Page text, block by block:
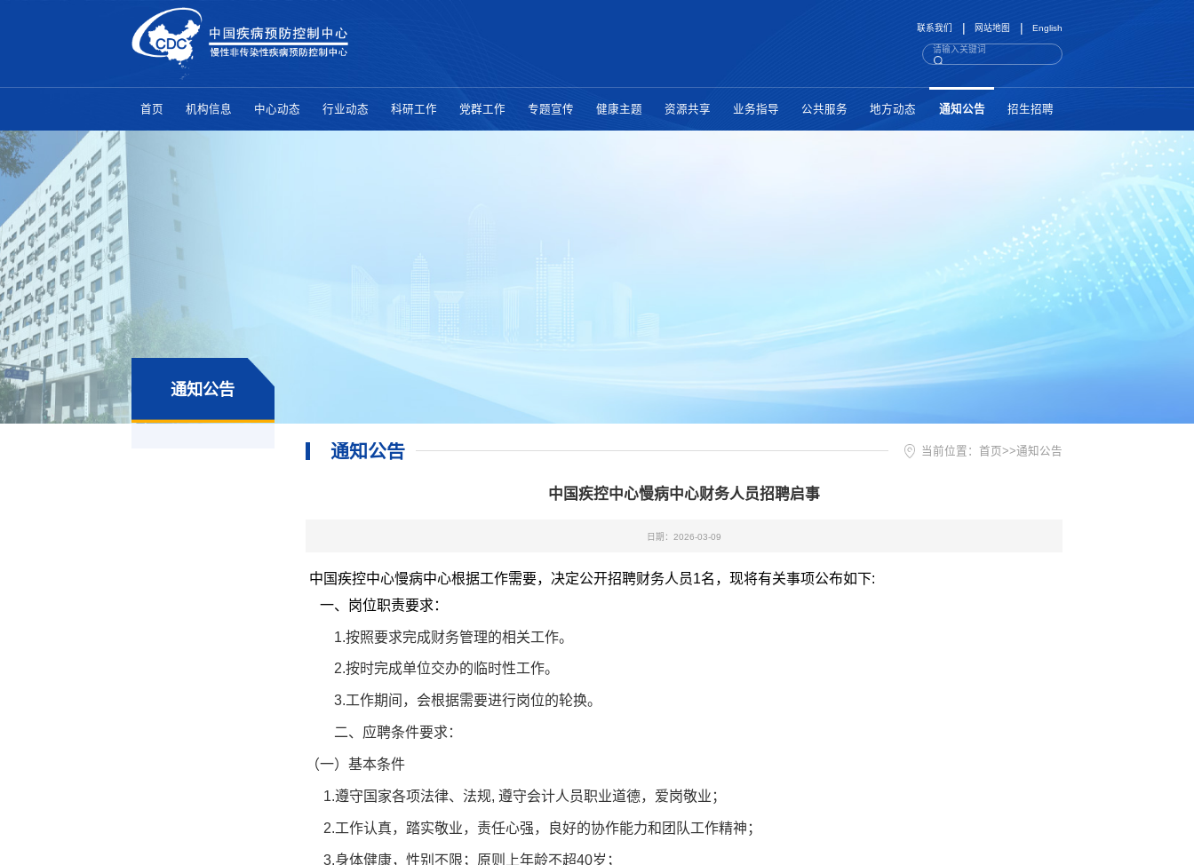
联系我们 | 网站地图 | English
首页 机构信息 中心动态 行业动态 科研工作 党群工作 专题宣传 健康主题 资源共享 业务指导 公共服务 地方动态 通知公告 招生招聘
通知公告
通知公告 当前位置：首页>>通知公告
中国疾控中心慢病中心财务人员招聘启事
日期：2026-03-09
中国疾控中心慢病中心根据工作需要，决定公开招聘财务人员1名，现将有关事项公布如下:
一、岗位职责要求：
1.按照要求完成财务管理的相关工作。
2.按时完成单位交办的临时性工作。
3.工作期间，会根据需要进行岗位的轮换。
二、应聘条件要求：
（一）基本条件
1.遵守国家各项法律、法规, 遵守会计人员职业道德，爱岗敬业；
2.工作认真，踏实敬业，责任心强，良好的协作能力和团队工作精神；
3.身体健康，性别不限；原则上年龄不超40岁；